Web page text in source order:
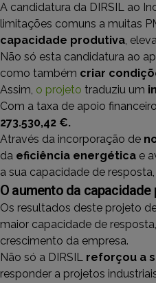
A candidatura da DIRSIL ao
limitações comuns a muitas
capacidade produtiva,
Não só esta candidatura ao
como também criar
Assim, o projeto traduziu um
Com a taxa de apoio
273.530,42 €.
Através da incorporação de
da eficiência energética e
a sua capacidade de
O aumento da capacidade
Os resultados deste projeto
maior capacidade de resposta,
crescimento da empresa.
Não só a DIRSIL reforçou a
responder a projetos